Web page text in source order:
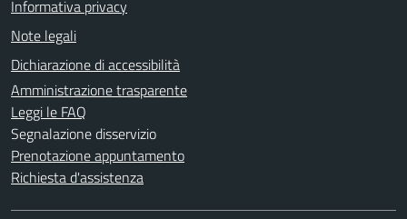
Informativa privacy
Note legali
Dichiarazione di accessibilità
Amministrazione trasparente
Leggi le FAQ
Segnalazione disservizio
Prenotazione appuntamento
Richiesta d'assistenza